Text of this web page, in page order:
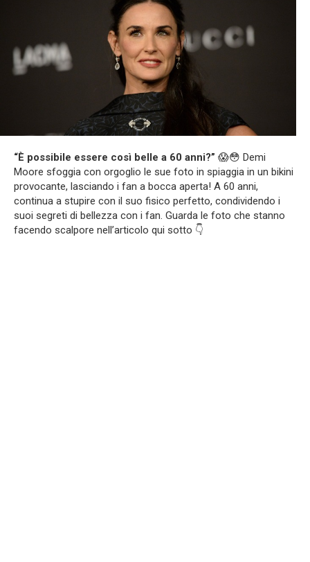
“È possibile essere così belle a 60 anni?” 😱😳 Demi
Moore sfoggia con orgoglio le sue foto in spiaggia in un bikini
provocante, lasciando i fan a bocca aperta! A 60 anni,
continua a stupire con il suo fisico perfetto, condividendo i
suoi segreti di bellezza con i fan. Guarda le foto che stanno
facendo scalpore nell’articolo qui sotto 👇